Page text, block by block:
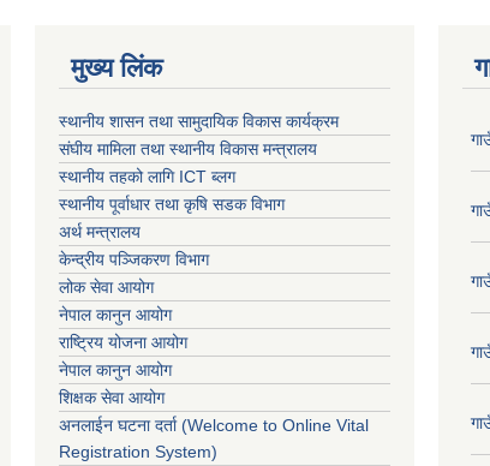
मुख्य लिंक
स्थानीय शासन तथा सामुदायिक विकास कार्यक्रम
संघीय मामिला तथा स्थानीय विकास मन्त्रालय
स्थानीय तहको लागि ICT ब्लग
स्थानीय पूर्वाधार तथा कृषि सडक विभाग
अर्थ मन्त्रालय
केन्द्रीय पञ्जिकरण विभाग
लोक सेवा आयोग
नेपाल कानुन आयोग
राष्ट्रिय योजना आयोग
नेपाल कानुन आयोग
शिक्षक सेवा आयोग
अनलाईन घटना दर्ता (Welcome to Online Vital
Registration System)